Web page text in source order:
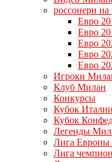
россонери
Евро
Евро
Евро
Евро
Евро
Игроки
Клуб Милан
Конкурсы
Кубок Италии
Кубок
Легенды
Лига
Лига